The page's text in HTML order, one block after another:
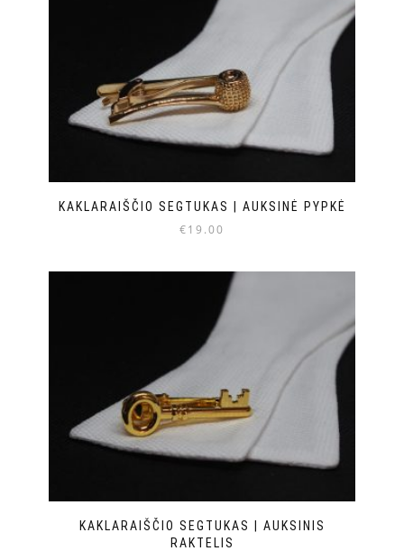
KAKLARAIŠČIO SEGTUKAS | AUKSINĖ PYPKĖ
€19.00
KAKLARAIŠČIO SEGTUKAS | AUKSINIS
RAKTELIS